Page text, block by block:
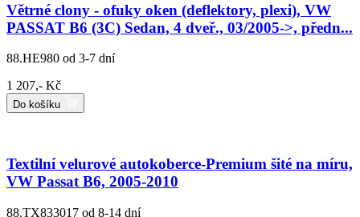
Větrné clony - ofuky oken (deflektory, plexi), VW
PASSAT B6 (3C) Sedan, 4 dveř., 03/2005->, předn...
88.HE980 od 3-7 dní
1 207,- Kč
Do košíku
Textilní velurové autokoberce-Premium šité na míru,
VW Passat B6, 2005-2010
88.TX833017 od 8-14 dní